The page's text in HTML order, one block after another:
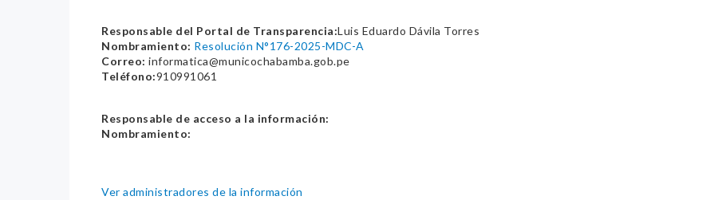
Responsable del Portal de Transparencia:Luis Eduardo Dávila Torres
Nombramiento: Resolución N°176-2025-MDC-A
Correo: informatica@municochabamba.gob.pe
Teléfono:910991061
Responsable de acceso a la información:
Nombramiento:
Ver administradores de la información